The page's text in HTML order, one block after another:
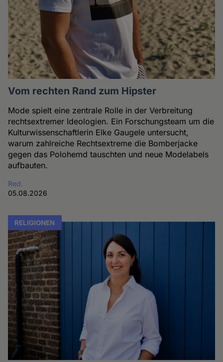
Vom rechten Rand zum Hipster
Mode spielt eine zentrale Rolle in der Verbreitung
rechtsextremer Ideologien. Ein Forschungsteam um die
Kulturwissenschaftlerin Elke Gaugele untersucht,
warum zahlreiche Rechtsextreme die Bomberjacke
gegen das Polohemd tauschten und neue Modelabels
aufbauten.
Red.
05.08.2026
RELIGIONEN